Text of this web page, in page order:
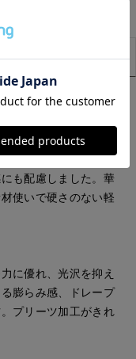
購入レビュー
カート。広め巾のプ
ス。すとんと落ちる
タイルアップを叶え
も配慮しました。華
使いで硬さのない軽
に優れ、光沢を抑え
膨らみ感、ドレープ
プリーツ加工がきれ